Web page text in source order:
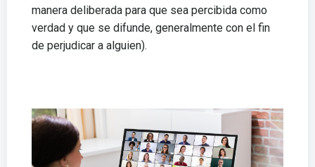
manera deliberada para que sea percibida como
verdad y que se difunde, generalmente con el fin
de perjudicar a alguien).